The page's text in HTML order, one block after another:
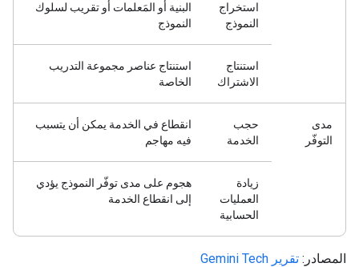
استخراج
النموذج
البنية أو المَعلمات أو تقريب لسلوك
النموذج
استنتاج
الاشتراك
استنتاج عناصر مجموعة التدريب
الخاصة
مدى
التوفّر
حجب
الخدمة
انقطاع في الخدمة يمكن أن يتسبب
فيه مهاجم
زيادة
العمليات
الحسابية
هجوم على مدى توفّر النموذج يؤدي
إلى انقطاع الخدمة
المصادر: تقرير Gemini Tech